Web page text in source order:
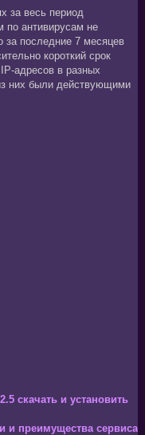
за весь период
по антивирусам не
за последние 7 месяцев
короткий срок
адресов в разных
них были действующими
скачать и установить
и преимущества сервиса